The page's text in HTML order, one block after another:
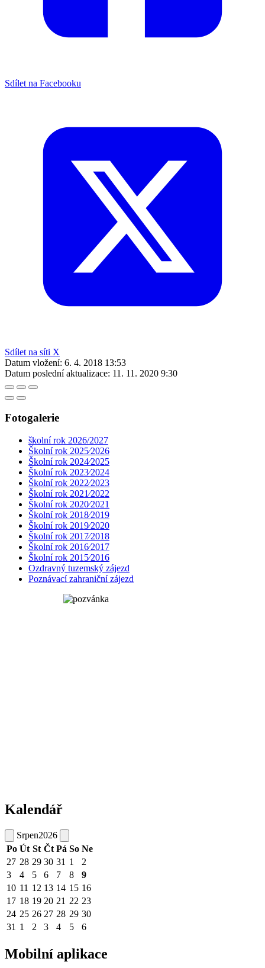
Sdílet na Facebooku
Sdílet na síti X
Datum vložení: 6. 4. 2018 13:53
Datum poslední aktualizace: 11. 11. 2020 9:30
Fotogalerie
školní rok 2026/2027
Školní rok 2025⁄2026
Školní rok 2024⁄2025
Školní rok 2023⁄2024
Školní rok 2022⁄2023
Školní rok 2021⁄2022
Školní rok 2020⁄2021
Školní rok 2018⁄2019
Školní rok 2019⁄2020
Školní rok 2017⁄2018
Školní rok 2016⁄2017
Školní rok 2015⁄2016
Ozdravný tuzemský zájezd
Poznávací zahraniční zájezd
Kalendář
Srpen2026
Po Út St Čt Pá So Ne
27 28 29 30 31 1
2
3
4 5 6 7 8
9
10 11 12 13 14 15 16
17 18 19 20 21 22 23
24 25 26 27 28 29 30
31 1 2 3 4 5 6
Mobilní aplikace